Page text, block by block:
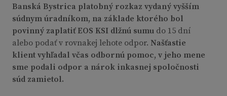
Banská Bystrica platobný rozkaz vydaný vyšším
súdnym úradníkom, na základe ktorého bol
povinný zaplatiť EOS KSI dlžnú sumu do 15 dní
alebo podať v rovnakej lehote odpor. Našťastie
klient vyhľadal včas odbornú pomoc, v jeho mene
sme podali odpor a nárok inkasnej spoločnosti
súd zamietol.